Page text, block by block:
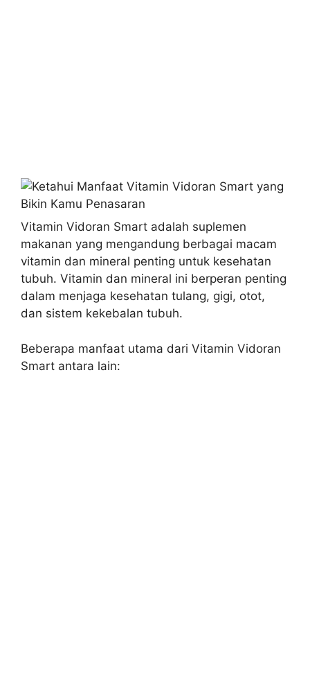
Vitamin Vidoran Smart adalah suplemen
makanan yang mengandung berbagai macam
vitamin dan mineral penting untuk kesehatan
tubuh. Vitamin dan mineral ini berperan penting
dalam menjaga kesehatan tulang, gigi, otot,
dan sistem kekebalan tubuh.
Beberapa manfaat utama dari Vitamin Vidoran
Smart antara lain: